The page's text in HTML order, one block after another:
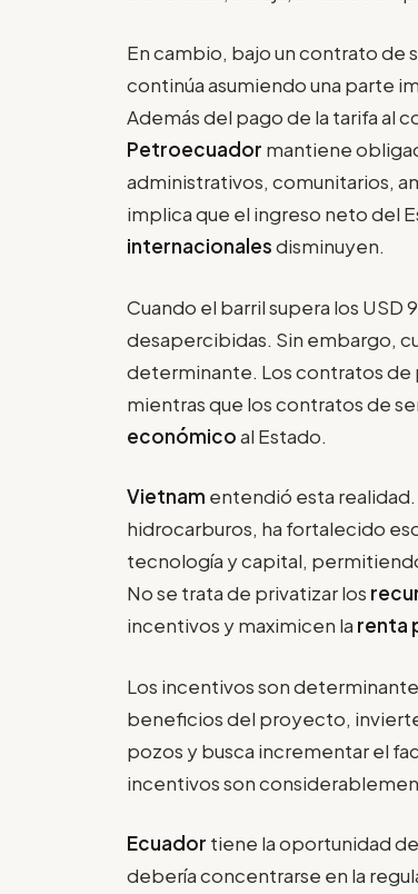
En cambio, bajo un contrato de
continúa asumiendo una parte
Además del pago de la tarifa al
Petroecuador mantiene
administrativos, comunitarios,
implica que el ingreso neto del
internacionalesdisminuyen.
Cuando el barril supera los USD
desapercibidas. Sin embargo,
determinante. Los contratos
mientras que los contratos de
económicoal Estado.
Vietnam entendió esta
hidrocarburos, ha fortalecido
tecnología y capital,
No se trata de privatizar los
incentivos y maximicen la renta
Los incentivos son
beneficios del proyecto,
pozos y busca incrementar el
incentivos son
Ecuador tiene la oportunidad
debería concentrarse en la